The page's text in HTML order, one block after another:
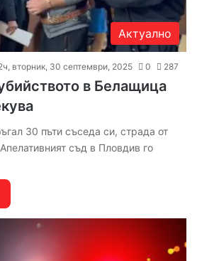
Актуално
вторник, 30 септември, 2025 0 287
в Белащица
30 пъти съседа си, страда от
съд в Пловдив го